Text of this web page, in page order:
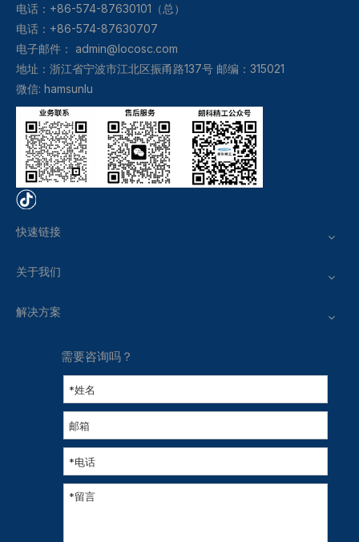
电话：+86-574-87630101（总）
电话：+86-574-87630707
电子邮件： admin@locosc.com
地址：浙江省宁波市江北区振甬路137号 邮编：315021
微信: hamsunlu
快速链接
关于我们
解决方案
需要咨询吗？